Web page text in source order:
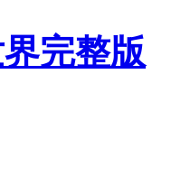
完整版